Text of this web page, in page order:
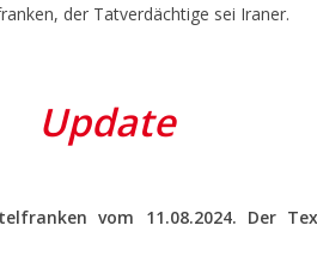
der Tatverdächtige sei Iraner.
Update
vom 11.08.2024. Der